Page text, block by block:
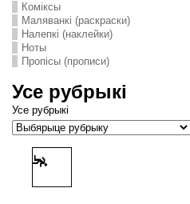
Комiксы
Маляванкі (раскраски)
Налепкі (наклейки)
Ноты
Пропісы (прописи)
Усе рубрыкі
Усе рубрыкі